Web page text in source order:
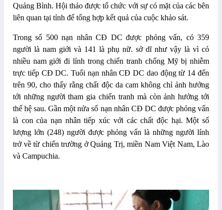
Quảng Bình. Hội thảo được tổ chức với sự có mặt của các bên
liên quan tại tỉnh để tổng hợp kết quả của cuộc khảo sát.
Trong số 500 nạn nhân CĐ DC được phỏng vấn, có 359
người là nam giới và 141 là phụ nữ. sở dĩ như vậy là vì có
nhiều nam giới đi lính trong chiến tranh chống Mỹ bị nhiễm
trực tiếp CĐ DC. Tuổi nạn nhân CĐ DC dao động từ 14 đến
trên 90, cho thấy rằng chất độc da cam không chỉ ảnh hưởng
tới những người tham gia chiến tranh mà còn ảnh hưởng tới
thế hệ sau. Gần một nửa số nạn nhân CĐ DC được phỏng vấn
là con của nạn nhân tiếp xúc với các chất độc hại. Một số
lượng lớn (248) người được phỏng vấn là những người lính
trở về từ chiến trường ở Quảng Trị, miền Nam Việt Nam, Lào
và Campuchia.